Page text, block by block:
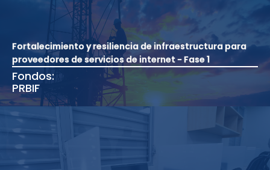
Fortalecimiento y resiliencia de infraestructura para
proveedores de servicios de internet - Fase 1
Fondos:
PRBIF